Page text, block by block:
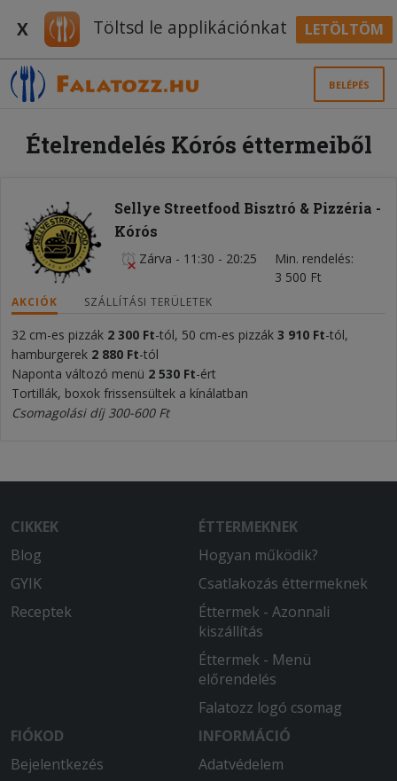
X Töltsd le applikációnkat LETÖLTÖM
BELÉPÉS
Ételrendelés Kórós éttermeiből
Sellye Streetfood Bisztró & Pizzéria -
Kórós
Zárva - 11:30 - 20:25
Min. rendelés
3 500 Ft
AKCIÓK SZÁLLÍTÁSI TERÜLETEK
32 cm-es pizzák 2 300 Ft-tól, 50 cm-es pizzák 3 910 Ft-tól,
hamburgerek 2 880 Ft-tól
Naponta változó menü 2 530 Ft-ért
Tortillák, boxok frissensültek a kínálatban
Csomagolási díj 300-600 Ft
CIKKEK
Blog
GYIK
Receptek
ÉTTERMEKNEK
Hogyan működik?
Csatlakozás éttermeknek
Éttermek - Azonnali
kiszállítás
Éttermek - Menü
előrendelés
Falatozz logó csomag
FIÓKOD
Bejelentkezés
INFORMÁCIÓ
Adatvédelem